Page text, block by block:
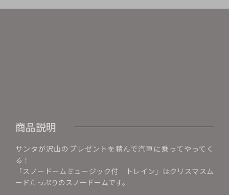
商品説明
サンタが沢山のプレゼントを積んで汽車に乗ってやってく
る！
「スノードームミュージック付 トレイン」はクリスマスム
ードたっぷりのスノードームです。